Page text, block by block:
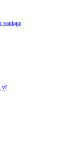
vantage
vĩ